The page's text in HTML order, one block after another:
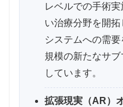
レベルでの手術
い治療分野を開
システムへの需
規模の新たなサ
しています。
拡張現実（AR）